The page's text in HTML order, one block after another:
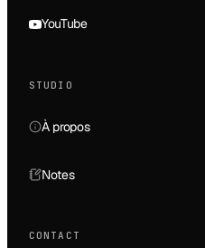
YouTube
STUDIO
À propos
Notes
CONTACT